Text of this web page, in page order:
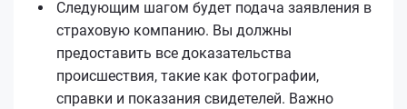
Следующим шагом будет подача заявления в
страховую компанию. Вы должны
предоставить все доказательства
происшествия, такие как фотографии,
справки и показания свидетелей. Важно